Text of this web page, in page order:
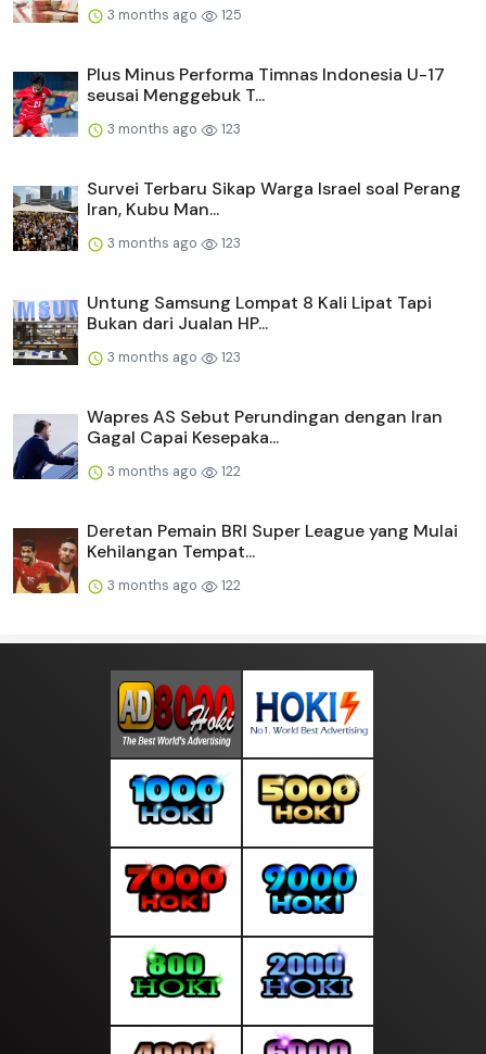
3 months ago 125
Plus Minus Performa Timnas Indonesia U-17
seusai Menggebuk T...
3 months ago 123
Survei Terbaru Sikap Warga Israel soal Perang
Iran, Kubu Man...
3 months ago 123
Untung Samsung Lompat 8 Kali Lipat Tapi
Bukan dari Jualan HP...
3 months ago 123
Wapres AS Sebut Perundingan dengan Iran
Gagal Capai Kesepaka...
3 months ago 122
Deretan Pemain BRI Super League yang Mulai
Kehilangan Tempat...
3 months ago 122